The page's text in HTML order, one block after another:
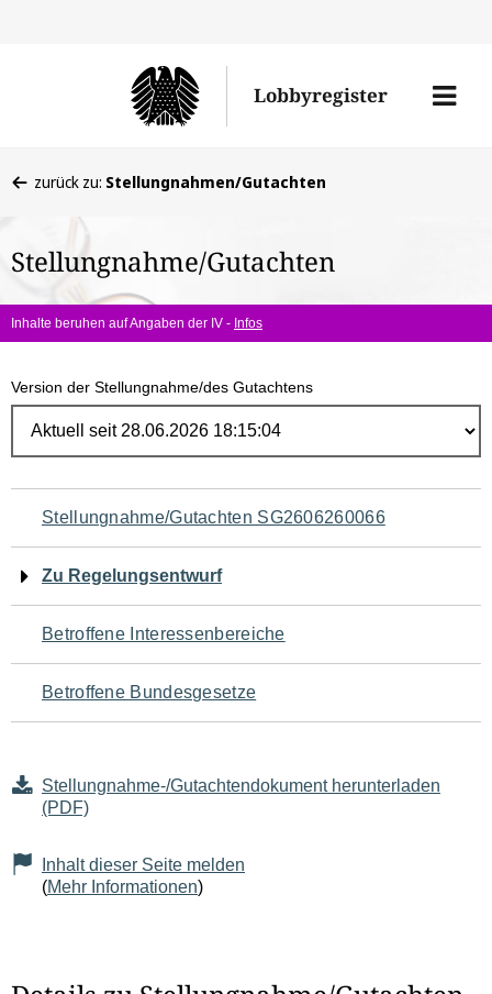
Lobbyregister
Menü
befinden
hier:
zurück zu: Stellungnahmen/Gutachten
Stellungnahme/Gutachten
Inhalte beruhen auf Angaben der IV - Infos
Version der Stellungnahme/des Gutachtens
Navigation
für
den
Seiteninhalt
Stellungnahme/Gutachten SG2606260066
Zu Regelungsentwurf
Betroffene Interessenbereiche
Betroffene Bundesgesetze
Stellungnahme-/Gutachtendokument herunterladen
(PDF)
Inhalt dieser Seite melden
(Mehr Informationen)